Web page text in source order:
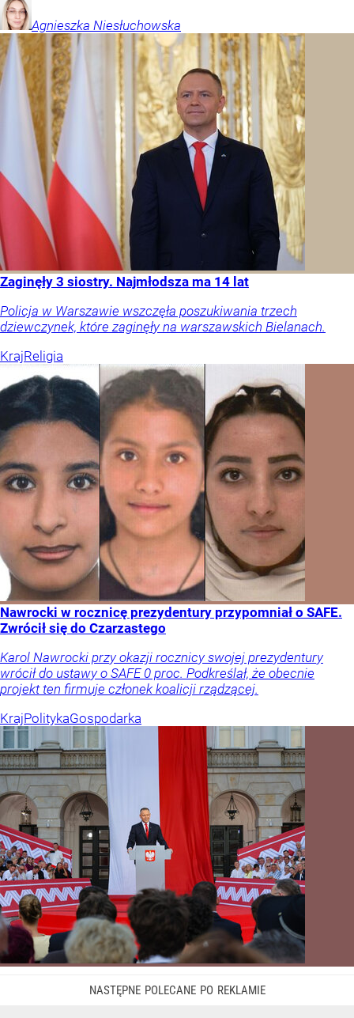
Agnieszka Niesłuchowska
Zaginęły 3 siostry. Najmłodsza ma 14 lat
Policja w Warszawie wszczęła poszukiwania trzech
dziewczynek, które zaginęły na warszawskich Bielanach.
KrajReligia
Nawrocki w rocznicę prezydentury przypomniał o SAFE.
Zwrócił się do Czarzastego
Karol Nawrocki przy okazji rocznicy swojej prezydentury
wrócił do ustawy o SAFE 0 proc. Podkreślał, że obecnie
projekt ten firmuje członek koalicji rządzącej.
KrajPolitykaGospodarka